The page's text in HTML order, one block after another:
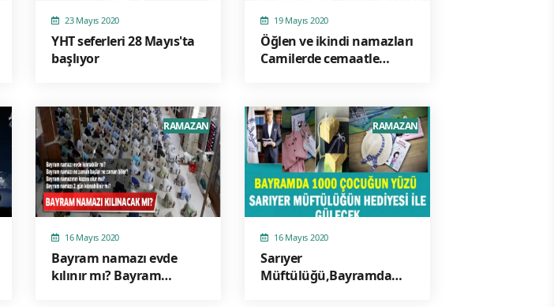
23 Mayıs 2020
YHT seferleri 28 Mayıs'ta
başlıyor
19 Mayıs 2020
Öğlen ve ikindi namazları
Camilerde cemaatle
16 Mayıs 2020
Bayram namazı evde
kılınır mı? Bayram
RAMAZAN
16 Mayıs 2020
Sarıyer
Müftülüğü,Bayramda
RAMAZAN